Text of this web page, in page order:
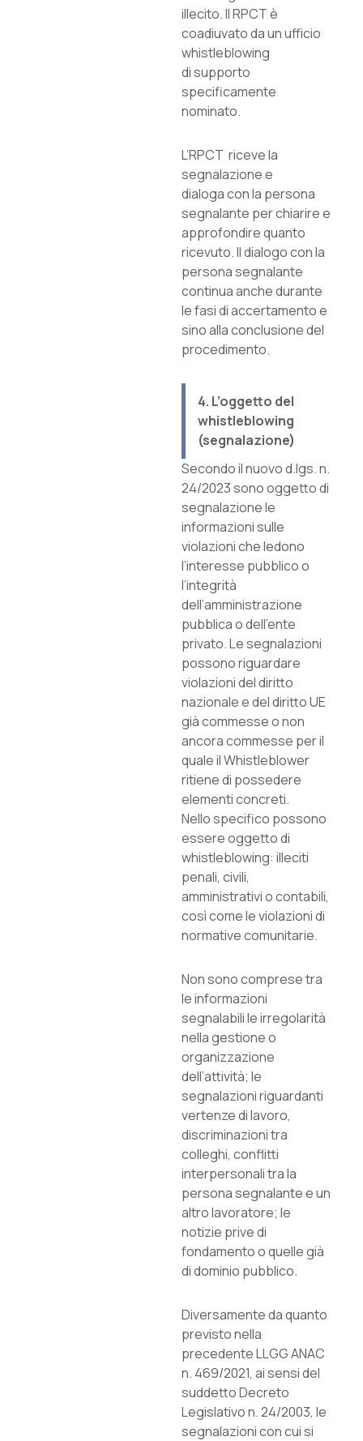
illecito. Il RPCT è
coadiuvato da un ufficio
whistleblowing
di supporto
specificamente
nominato.
L’RPCT riceve la
segnalazione e
dialoga con la persona
segnalante per chiarire e
approfondire quanto
ricevuto. Il dialogo con la
persona segnalante
continua anche durante
le fasi di accertamento e
sino alla conclusione del
procedimento.
4. L’oggetto del
whistleblowing
(segnalazione)
Secondo il nuovo d.lgs. n.
24/2023 sono oggetto di
segnalazione le
informazioni sulle
violazioni che ledono
l’interesse pubblico o
l’integrità
dell’amministrazione
pubblica o dell’ente
privato. Le segnalazioni
possono riguardare
violazioni del diritto
nazionale e del diritto UE
già commesse o non
ancora commesse per il
quale il Whistleblower
ritiene di possedere
elementi concreti.
Nello specifico possono
essere oggetto di
whistleblowing: illeciti
penali, civili,
amministrativi o contabili,
così come le violazioni di
normative comunitarie.
Non sono comprese tra
le informazioni
segnalabili le irregolarità
nella gestione o
organizzazione
dell’attività; le
segnalazioni riguardanti
vertenze di lavoro,
discriminazioni tra
colleghi, conflitti
interpersonali tra la
persona segnalante e un
altro lavoratore; le
notizie prive di
fondamento o quelle già
di dominio pubblico.
Diversamente da quanto
previsto nella
precedente LLGG ANAC
n. 469/2021, ai sensi del
suddetto Decreto
Legislativo n. 24/2003, le
segnalazioni con cui si